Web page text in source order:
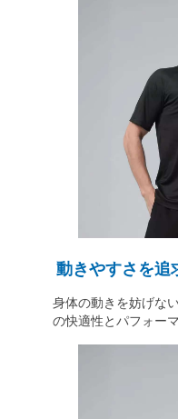
動きやすさを追
身体の動きを妨げな
の快適性とパフォー